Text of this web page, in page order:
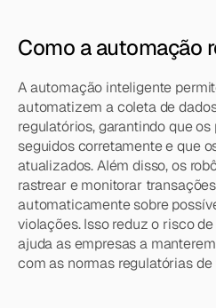
Como a automação
A automação inteligente
automatizem a coleta de
regulatórios, garantindo que
seguidos corretamente e que
atualizados. Além disso, os
rastrear e monitorar
automaticamente sobre
violações. Isso reduz o risco
ajuda as empresas a
com as normas regulatórias